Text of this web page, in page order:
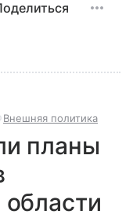
Внешняя политика
планы